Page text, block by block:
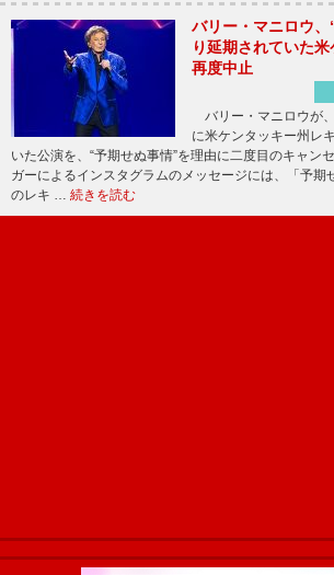
バリー・マニロウ、
り延期されていた
再度中止
バリー・マニロウが
に米ケンタッキー州レ
いた公演を、“予期せぬ事情”を理由に二度目のキャン
ガーによるインスタグラムのメッセージには、「予期
のレキ … 続きを読む